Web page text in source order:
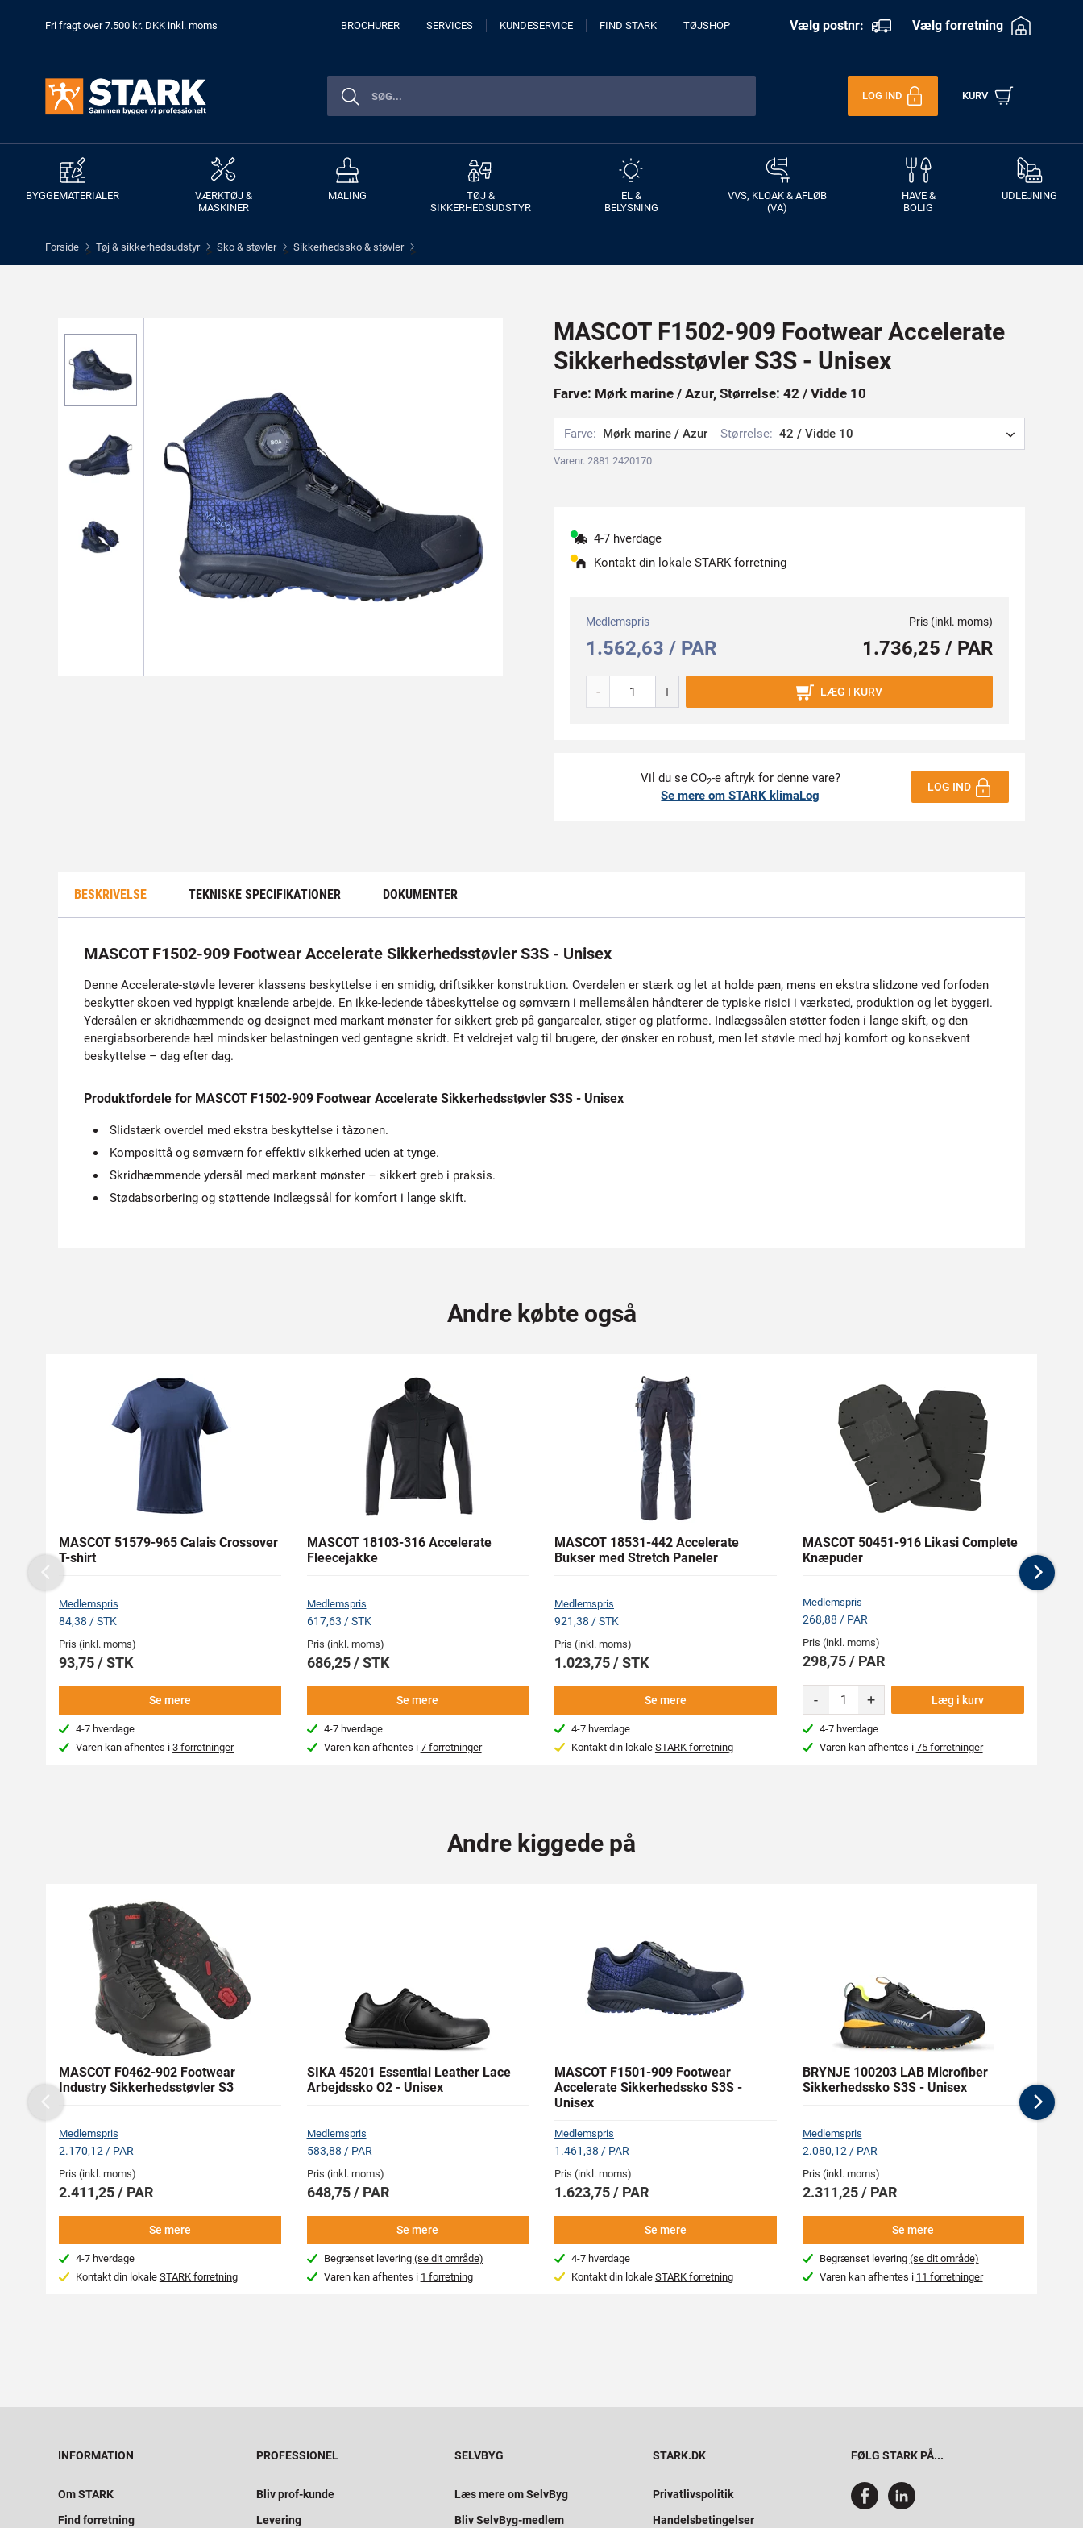
Fri fragt over 7.500 kr. DKK inkl. moms BROCHURER SERVICES KUNDESERVICE FIND STARK TØJSHOP Vælg postnr: Vælg forretning
LOG IND KURV
BYGGEMATERIALER
VÆRKTØJ &
MASKINER
MALING
TØJ &
SIKKERHEDSUDSTYR
EL &
BELYSNING
VVS, KLOAK & AFLØB
(VA)
HAVE &
BOLIG
UDLEJNING
Forside > Tøj & sikkerhedsudstyr > Sko & støvler > Sikkerhedssko & støvler >
MASCOT F1502-909 Footwear Accelerate
Sikkerhedsstøvler S3S - Unisex
Farve: Mørk marine / Azur, Størrelse: 42 / Vidde 10
Farve: Mørk marine / Azur Størrelse: 42 / Vidde 10
Varenr. 2881 2420170
4-7 hverdage
Kontakt din lokale STARK forretning
Medlemspris
1.562,63 / PAR
Pris (inkl. moms)
1.736,25 / PAR
- + LÆG I KURV
Vil du se CO2-e aftryk for denne vare?
Se mere om STARK klimaLog
LOG IND
BESKRIVELSE TEKNISKE SPECIFIKATIONER DOKUMENTER
MASCOT F1502-909 Footwear Accelerate Sikkerhedsstøvler S3S - Unisex
Denne Accelerate-støvle leverer klassens beskyttelse i en smidig, driftsikker konstruktion. Overdelen er stærk og let at holde pæn, mens en ekstra slidzone ved forfoden
beskytter skoen ved hyppigt knælende arbejde. En ikke-ledende tåbeskyttelse og sømværn i mellemsålen håndterer de typiske risici i værksted, produktion og let byggeri.
Ydersålen er skridhæmmende og designet med markant mønster for sikkert greb på gangarealer, stiger og platforme. Indlægssålen støtter foden i lange skift, og den
energiabsorberende hæl mindsker belastningen ved gentagne skridt. Et veldrejet valg til brugere, der ønsker en robust, men let støvle med høj komfort og konsekvent
beskyttelse – dag efter dag.
Produktfordele for MASCOT F1502-909 Footwear Accelerate Sikkerhedsstøvler S3S - Unisex
Slidstærk overdel med ekstra beskyttelse i tåzonen.
Komposittå og sømværn for effektiv sikkerhed uden at tynge.
Skridhæmmende ydersål med markant mønster – sikkert greb i praksis.
Stødabsorbering og støttende indlægssål for komfort i lange skift.
Andre købte også
MASCOT 51579-965 Calais Crossover
T-shirt
Medlemspris
84,38 / STK
Pris (inkl. moms)
93,75 / STK
Se mere
4-7 hverdage
Varen kan afhentes i3 forretninger
MASCOT 18103-316 Accelerate
Fleecejakke
Medlemspris
617,63 / STK
Pris (inkl. moms)
686,25 / STK
Se mere
4-7 hverdage
Varen kan afhentes i 7 forretninger
MASCOT 18531-442 Accelerate
Bukser med Stretch Paneler
Medlemspris
921,38 / STK
Pris (inkl. moms)
1.023,75 / STK
Se mere
4-7 hverdage
Kontakt din lokale STARK forretning
MASCOT 50451-916 Likasi Complete
Knæpuder
Medlemspris
268,88 / PAR
Pris (inkl. moms)
298,75 / PAR
- + Læg i kurv
4-7 hverdage
Varen kan afhentes i 75 forretninger
Previous
Andre kiggede på
MASCOT F0462-902 Footwear
Industry Sikkerhedsstøvler S3
Medlemspris
2.170,12 / PAR
Pris (inkl. moms)
2.411,25 / PAR
Se mere
4-7 hverdage
Kontakt din lokale STARK forretning
SIKA 45201 Essential Leather Lace
Arbejdssko O2 - Unisex
Medlemspris
583,88 / PAR
Pris (inkl. moms)
648,75 / PAR
Se mere
Begrænset levering (se dit område)
Varen kan afhentes i 1 forretning
MASCOT F1501-909 Footwear
Accelerate Sikkerhedssko S3S -
Unisex
Medlemspris
1.461,38 / PAR
Pris (inkl. moms)
1.623,75 / PAR
Se mere
4-7 hverdage
Kontakt din lokale STARK forretning
BRYNJE 100203 LAB Microfiber
Sikkerhedssko S3S - Unisex
Medlemspris
2.080,12 / PAR
Pris (inkl. moms)
2.311,25 / PAR
Se mere
Begrænset levering (se dit område)
Varen kan afhentes i 11 forretninger
Previous
INFORMATION
Om STARK
Find forretning
PROFESSIONEL
Bliv prof-kunde
Levering
SELVBYG
Læs mere om SelvByg
Bliv SelvByg-medlem
STARK.DK
Privatlivspolitik
Handelsbetingelser
FØLG STARK PÅ...